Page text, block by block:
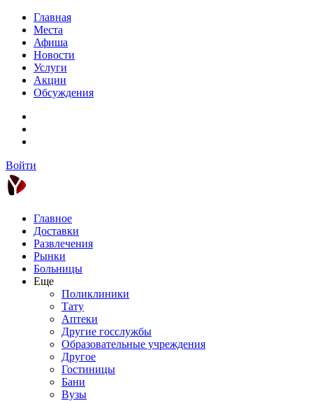
Главная
Места
Афиша
Новости
Услуги
Акции
Обсуждения
Войти
Главное
Доставки
Развлечения
Рынки
Больницы
Еще
Поликлиники
Тату
Аптеки
Другие госслужбы
Образовательные учреждения
Другое
Гостиницы
Бани
Вузы